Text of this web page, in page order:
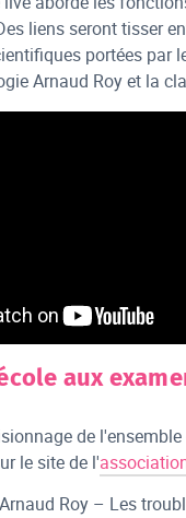
liens seront tisser
portées par
Arnaud Roy et la
aux
de l'ensemble
le site de l'
Roy – Les